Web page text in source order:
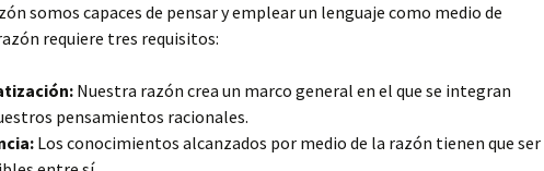
somos capaces de pensar y emplear un lenguaje como medio de
requiere tres requisitos:
Nuestra razón crea un marco general en el que se integran
pensamientos racionales.
Los conocimientos alcanzados por medio de la razón tienen que ser